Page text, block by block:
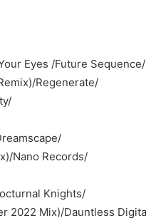
Eyes /Future Sequence/
Regenerate/
Nano Records/
Knights/
2022 Mix)/Dauntless